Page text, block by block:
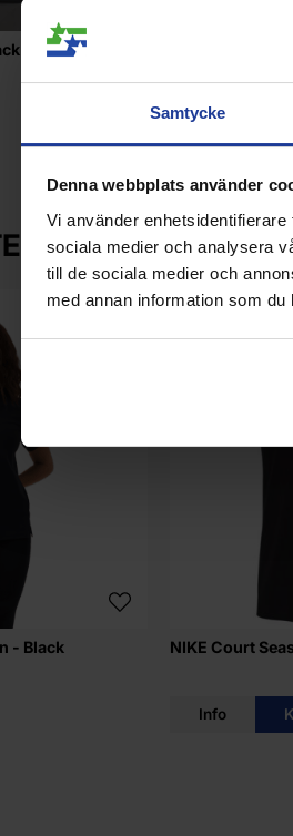
Samtycke
Denna webbplats använder
Vi använder
sociala medier och analysera
till de sociala medier och
med annan information som
Mens
Info
ÄVEN
- Black NIKE Court
Info